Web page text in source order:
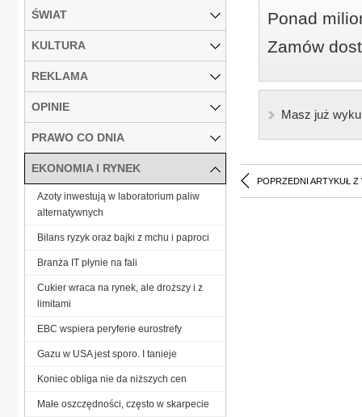
Ponad
Zamów
Masz już
POPRZEDNI ARTYKUŁ Z
ŚWIAT
KULTURA
REKLAMA
OPINIE
PRAWO CO DNIA
EKONOMIA I RYNEK
Azoty inwestują w laboratorium paliw
alternatywnych
Bilans ryzyk oraz bajki z mchu i paproci
Branża IT płynie na fali
Cukier wraca na rynek, ale droższy i z
limitami
EBC wspiera peryferie eurostrefy
Gazu w USA jest sporo. I tanieje
Koniec obliga nie da niższych cen
Małe oszczędności, często w skarpecie